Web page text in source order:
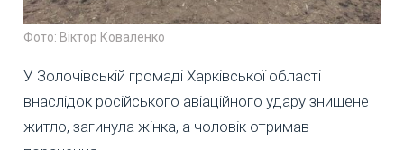
Фото: Віктор Коваленко
У Золочівській громаді Харківської області
внаслідок російського авіаційного удару знищене
житло, загинула жінка, а чоловік отримав